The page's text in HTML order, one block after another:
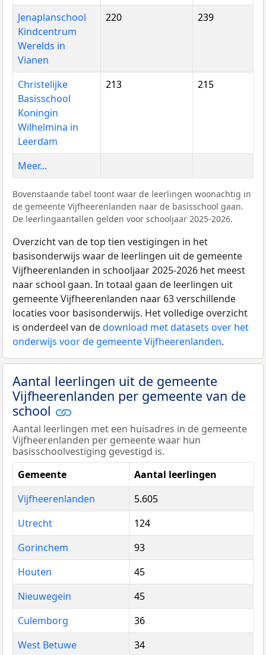
Jenaplanschool
Kindcentrum
Werelds in
Vianen
220 239
Christelijke
Basisschool
Koningin
Wilhelmina in
Leerdam
213 215
Meer...
Bovenstaande tabel toont waar de leerlingen woonachtig in
de gemeente Vijfheerenlanden naar de basisschool gaan.
De leerlingaantallen gelden voor schooljaar 2025-2026.
Overzicht van de top tien vestigingen in het
basisonderwijs waar de leerlingen uit de gemeente
Vijfheerenlanden in schooljaar 2025-2026 het meest
naar school gaan. In totaal gaan de leerlingen uit
gemeente Vijfheerenlanden naar 63 verschillende
locaties voor basisonderwijs. Het volledige overzicht
is onderdeel van dedownload met datasets over het
onderwijs voor de gemeente Vijfheerenlanden.
Aantal leerlingen uit de gemeente
Vijfheerenlanden per gemeente van de
school
Aantal leerlingen met een huisadres in de gemeente
Vijfheerenlanden per gemeente waar hun
basisschoolvestiging gevestigd is.
Gemeente
Aantal leerlingen
Vijfheerenlanden
5.605
Utrecht
124
Gorinchem
93
Houten
45
Nieuwegein
45
Culemborg
36
West Betuwe
34